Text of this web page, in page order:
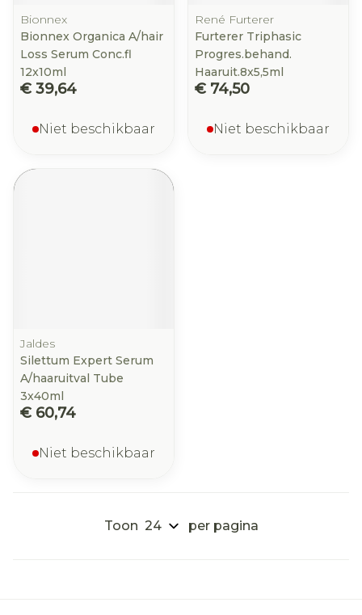
Bionnex
Bionnex Organica A/hair
Loss Serum Conc.fl
12x10ml
€ 39,64
Niet beschikbaar
René Furterer
Furterer Triphasic
Progres.behand.
Haaruit.8x5,5ml
€ 74,50
Niet beschikbaar
Jaldes
Silettum Expert Serum
A/haaruitval Tube
3x40ml
€ 60,74
Niet beschikbaar
Toon per pagina